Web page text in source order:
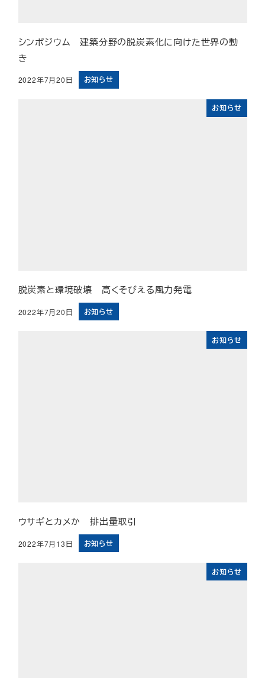
シンポジウム 建築分野の脱炭素化に向けた世界の動
き
投稿日
2022年7月20日 お知らせ
お知らせ
脱炭素と環境破壊 高くそびえる風力発電
投稿日
2022年7月20日 お知らせ
お知らせ
ウサギとカメか 排出量取引
投稿日
2022年7月13日 お知らせ
お知らせ